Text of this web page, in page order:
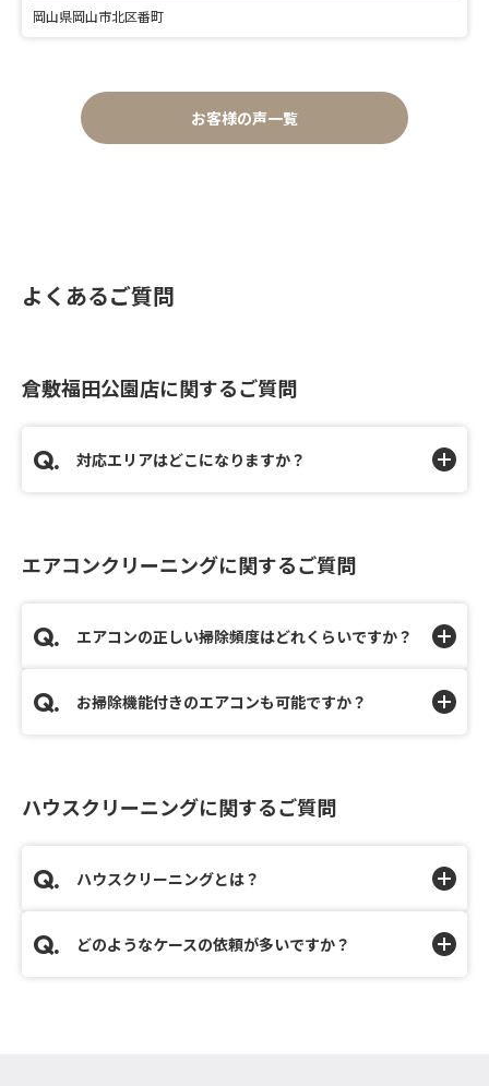
岡山県岡山市北区番町
お客様の声一覧
よくあるご質問
倉敷福田公園店に関するご質問
対応エリアはどこになりますか？
エアコンクリーニングに関するご質問
エアコンの正しい掃除頻度はどれくらいですか？
お掃除機能付きのエアコンも可能ですか？
ハウスクリーニングに関するご質問
ハウスクリーニングとは？
どのようなケースの依頼が多いですか？